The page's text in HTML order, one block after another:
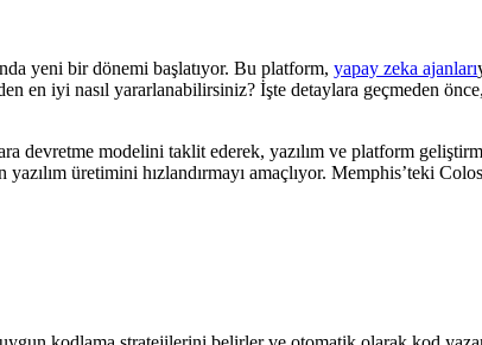
yeni bir dönemi başlatıyor. Bu platform, yapay zeka ajanları
en iyi nasıl yararlanabilirsiniz? İşte detaylara geçmeden
devretme modelini taklit ederek, yazılım ve platform
üretimini hızlandırmayı amaçlıyor. Memphis’teki